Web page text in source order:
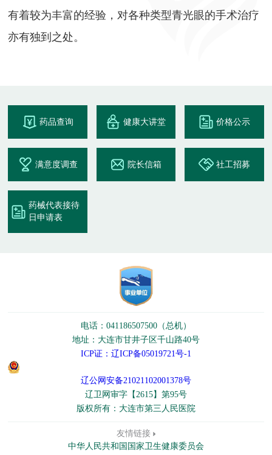
有着较为丰富的经验，对各种类型青光眼的手术治疗
亦有独到之处。
药品查询 健康大讲堂 价格公示
满意度调查 院长信箱 社工招募
药械代表接待
日申请表
电话：041186507500（总机）
地址：大连市甘井子区千山路40号
ICP证：辽ICP备05019721号-1
辽公网安备21021102001378号
辽卫网审字【2615】第95号
版权所有：大连市第三人民医院
友情链接
中华人民共和国国家卫生健康委员会